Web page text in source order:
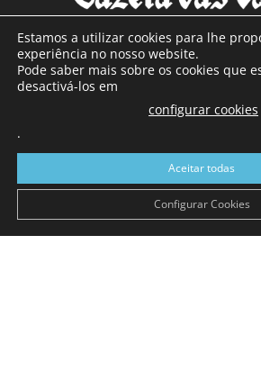
SOBRE NÓS
Com sede nas Caldas da Rainha e
a sul de distrito de Leiria, com mais
toda a região Oeste. Jornal com
Continental e assinatura
Estamos a utilizar cookies para lhe
experiência no nosso website.
Pode saber mais sobre os cookies que
desactivá-los em
configurar cookies
.
Aceitar todas
Configurar Cookies